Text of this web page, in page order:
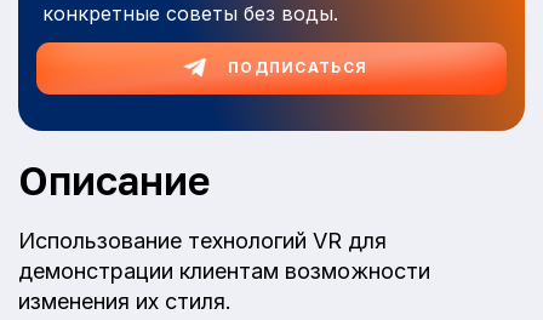
конкретные советы без воды.
ПОДПИСАТЬСЯ
Описание
Использование технологий VR для
демонстрации клиентам возможности
изменения их стиля.